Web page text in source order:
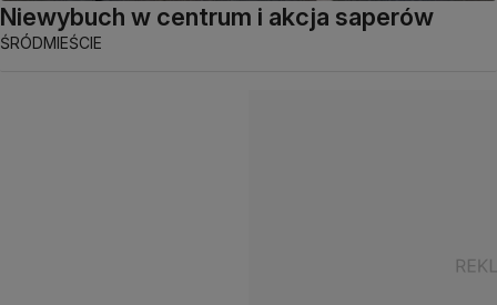
Niewybuch w centrum i akcja saperów
ŚRÓDMIEŚCIE